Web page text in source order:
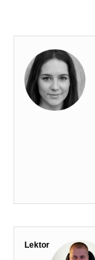
Lektor